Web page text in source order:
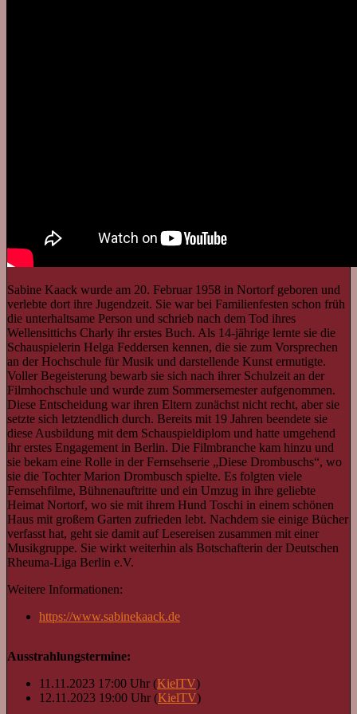
Sabine Kaack wurde am 20. Februar 1958 in Nortorf geboren und
verlebte dort ihre Jugendzeit. Sie war bei Familienfesten schon früh
die unterhaltsame Person und schrieb nach dem Tod ihres
Wellensittichs Charly ihr erstes Buch. Als 14-jährige lernte sie die
Schauspielerin Helga Feddersen kennen, die sie zum Vorsprechen
an der Hochschule für Musik und darstellende Kunst ermutigte.
Voller Begeisterung bewarb sie sich nach ihrer Schulzeit an der
Filmhochschule und wurde zum Sommersemester aufgenommen.
Diese Entscheidung war ihren Eltern zunächst nicht recht, aber sie
setzte sich letztendlich durch. Bereits mit 19 Jahren beendete sie
diese Ausbildung mit dem Schauspieldiplom und hatte umgehend
ihr erstes Engagement in Berlin. Die Filmbranche kam hinzu und
sie bekam eine Rolle in der Fernsehserie „Diese Drombuschs“, wo
sie die Tochter Marion Drombusch spielte. Es folgten viele
Fernsehfilme, Bühnenauftritte und ein Umzug in ihre geliebte
Heimat Nortorf, wo sie mit ihrem Hund Toschi in einem schönen
Haus mit großem Garten zufrieden lebt. Nachdem sie einige Bücher
verfasst hat, geht sie damit auf Lesereisen zusammen mit einer
Musikgruppe. Sie wirkt weiterhin als Botschafterin der Deutschen
Rheuma-Liga Berlin e.V.
Weitere Informationen:
https://www.sabinekaack.de
Ausstrahlungstermine:
11.11.2023 17:00 Uhr (KielTV)
12.11.2023 19:00 Uhr (KielTV)